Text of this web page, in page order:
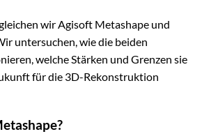
wir Agisoft Metashape und
untersuchen, wie die beiden
welche Stärken und Grenzen sie
für die 3D-Rekonstruktion